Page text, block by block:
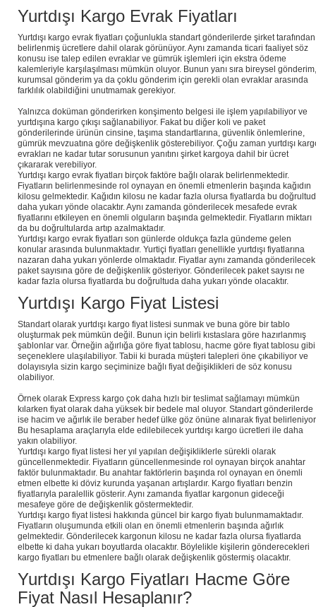
Yurtdışı Kargo Evrak Fiyatları
Yurtdışı kargo evrak fiyatları çoğunlukla standart gönderilerde şirket tarafından
belirlenmiş ücretlere dahil olarak görünüyor. Aynı zamanda ticari faaliyet söz
konusu ise talep edilen evraklar ve gümrük işlemleri için ekstra ödeme
kalemleriyle karşılaşılması mümkün oluyor. Bunun yanı sıra bireysel gönderim,
kurumsal gönderim ya da çoklu gönderim için gerekli olan evraklar arasında
farklılık olabildiğini unutmamak gerekiyor.
Yalnızca doküman gönderirken konşimento belgesi ile işlem yapılabiliyor ve
yurtdışına kargo çıkışı sağlanabiliyor. Fakat bu diğer koli ve paket
gönderilerinde ürünün cinsine, taşıma standartlarına, güvenlik önlemlerine,
gümrük mevzuatına göre değişkenlik gösterebiliyor. Çoğu zaman yurtdışı
evrakları ne kadar tutar sorusunun yanıtını şirket kargoya dahil bir ücret
çıkararak verebiliyor.
Yurtdışı kargo evrak fiyatları birçok faktöre bağlı olarak belirlenmektedir.
Fiyatların belirlenmesinde rol oynayan en önemli etmenlerin başında kağıdın
kilosu gelmektedir. Kağıdın kilosu ne kadar fazla olursa fiyatlarda bu
daha yukarı yönde olacaktır. Aynı zamanda gönderilecek mesafede evrak
fiyatlarını etkileyen en önemli olguların başında gelmektedir. Fiyatların miktarı
da bu doğrultularda artıp azalmaktadır.
Yurtdışı kargo evrak fiyatları son günlerde oldukça fazla gündeme gelen
konular arasında bulunmaktadır. Yurtiçi fiyatları genellikle yurtdışı fiyatlarına
nazaran daha yukarı yönlerde olmaktadır. Fiyatlar aynı zamanda gönderilecek
paket sayısına göre de değişkenlik gösteriyor. Gönderilecek paket sayısı ne
kadar fazla olursa fiyatlarda bu doğrultuda daha yukarı yönde olacaktır.
Yurtdışı Kargo Fiyat Listesi
Standart olarak yurtdışı kargo fiyat listesi sunmak ve buna göre bir tablo
oluşturmak pek mümkün değil. Bunun için belirli kıstaslara göre hazırlanmış
şablonlar var. Örneğin ağırlığa göre fiyat tablosu, hacme göre fiyat tablosu gibi
seçeneklere ulaşılabiliyor. Tabii ki burada müşteri talepleri öne çıkabiliyor ve
dolayısıyla sizin kargo seçiminize bağlı fiyat değişiklikleri de söz konusu
olabiliyor.
Örnek olarak Express kargo çok daha hızlı bir teslimat sağlamayı mümkün
kılarken fiyat olarak daha yüksek bir bedele mal oluyor. Standart gönderilerde
ise hacim ve ağırlık ile beraber hedef ülke göz önüne alınarak fiyat
Bu hesaplama araçlarıyla elde edilebilecek yurtdışı kargo ücretleri ile daha
yakın olabiliyor.
Yurtdışı kargo fiyat listesi her yıl yapılan değişikliklerle sürekli olarak
güncellenmektedir. Fiyatların güncellenmesinde rol oynayan birçok anahtar
faktör bulunmaktadır. Bu anahtar faktörlerin başında rol oynayan en önemli
etmen elbette ki döviz kurunda yaşanan artışlardır. Kargo fiyatları benzin
fiyatlarıyla paralellik gösterir. Aynı zamanda fiyatlar kargonun gideceği
mesafeye göre de değişkenlik göstermektedir.
Yurtdışı kargo fiyat listesi hakkında güncel bir kargo fiyatı bulunmamaktadır.
Fiyatların oluşumunda etkili olan en önemli etmenlerin başında ağırlık
gelmektedir. Gönderilecek kargonun kilosu ne kadar fazla olursa fiyatlarda
elbette ki daha yukarı boyutlarda olacaktır. Böylelikle kişilerin gönderecekleri
kargo fiyatları bu etmenlere bağlı olarak değişkenlik göstermiş olacaktır.
Yurtdışı Kargo Fiyatları Hacme Göre
Fiyat Nasıl Hesaplanır?